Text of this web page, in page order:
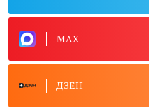
MAX
ДЗЕН